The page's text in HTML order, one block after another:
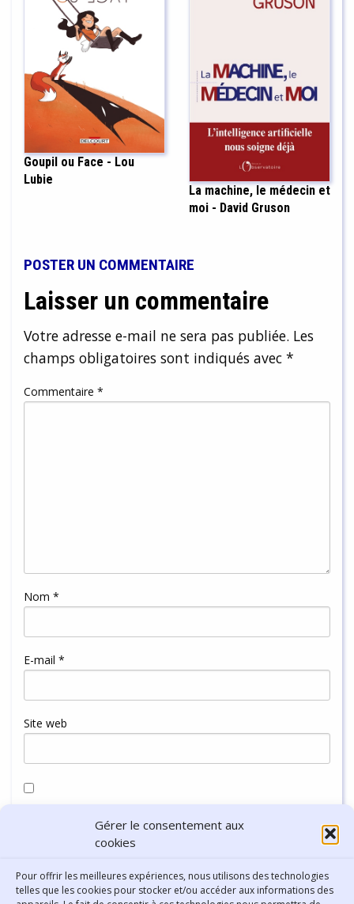
Gérer le consentement aux
cookies
Pour offrir les meilleures expériences, nous utilisons des technologies
telles que les cookies pour stocker et/ou accéder aux informations des
Goupil ou Face - Lou
Lubie
La machine, le médecin et
moi - David Gruson
POSTER UN COMMENTAIRE
Laisser un commentaire
Votre adresse e-mail ne sera pas publiée. Les
champs obligatoires sont indiqués avec *
Commentaire *
Nom *
E-mail *
Site web
navigateur pour mon prochain commentaire.